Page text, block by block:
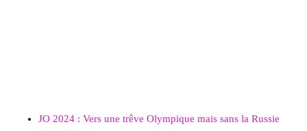
JO 2024 : Vers une trêve Olympique mais sans la Russie